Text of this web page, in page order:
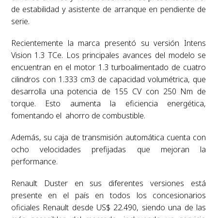
de estabilidad y asistente de arranque en pendiente de
serie.
Recientemente la marca presentó su versión Intens
Vision 1.3 TCe. Los principales avances del modelo se
encuentran en el motor 1.3 turboalimentado de cuatro
cilindros con 1.333 cm3 de capacidad volumétrica, que
desarrolla una potencia de 155 CV con 250 Nm de
torque. Esto aumenta la eficiencia energética,
fomentando el ahorro de combustible.
Además, su caja de transmisión automática cuenta con
ocho velocidades prefijadas que mejoran la
performance.
Renault Duster en sus diferentes versiones está
presente en el país en todos los concesionarios
oficiales Renault desde US$ 22.490, siendo una de las